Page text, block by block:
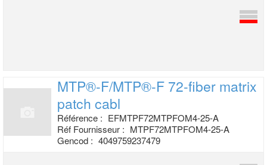
MTP®-F/MTP®-F 72-fiber matrix
patch cabl
Référence : EFMTPF72MTPFOM4-25-A
Réf Fournisseur : MTPF72MTPFOM4-25-A
Gencod : 4049759237479